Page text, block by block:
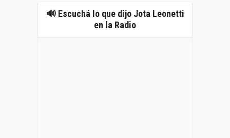
🔊 Escuchá lo que dijo Jota Leonetti
en la Radio